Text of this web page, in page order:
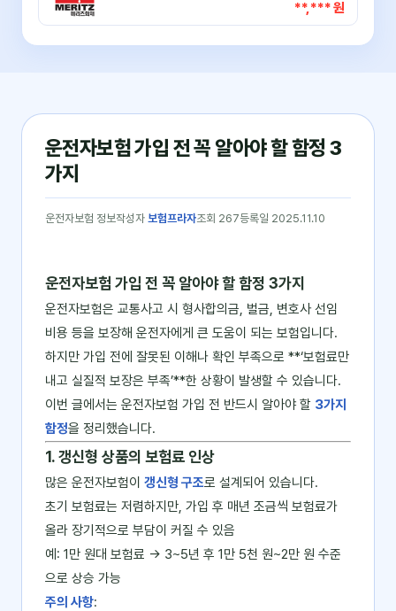
**,*** 원
운전자보험 가입 전 꼭 알아야 할 함정 3
가지
운전자보험 정보작성자 보험프라자조회 267등록일 2025.11.10
운전자보험 가입 전 꼭 알아야 할 함정 3가지
운전자보험은 교통사고 시 형사합의금, 벌금, 변호사 선임
비용 등을 보장해 운전자에게 큰 도움이 되는 보험입니다.
하지만 가입 전에 잘못된 이해나 확인 부족으로 **‘보험료만
내고 실질적 보장은 부족’**한 상황이 발생할 수 있습니다.
이번 글에서는 운전자보험 가입 전 반드시 알아야 할 3가지
함정을 정리했습니다.
1. 갱신형 상품의 보험료 인상
많은 운전자보험이 갱신형 구조로 설계되어 있습니다.
초기 보험료는 저렴하지만, 가입 후 매년 조금씩 보험료가
올라 장기적으로 부담이 커질 수 있음
예: 1만 원대 보험료 → 3~5년 후 1만 5천 원~2만 원 수준
으로 상승 가능
주의 사항: